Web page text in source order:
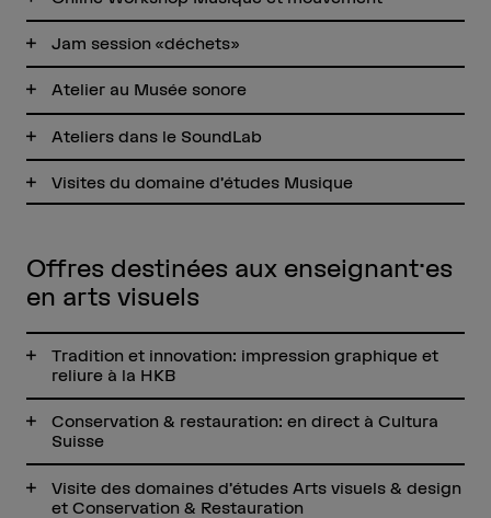
Jam session «déchets»
Atelier au Musée sonore
Ateliers dans le SoundLab
Visites du domaine d’études Musique
Offres destinées aux enseignant·es
en arts visuels
Tradition et innovation: impression graphique et
reliure à la HKB
Conservation & restauration: en direct à Cultura
Suisse
Visite des domaines d’études Arts visuels & design
et Conservation & Restauration